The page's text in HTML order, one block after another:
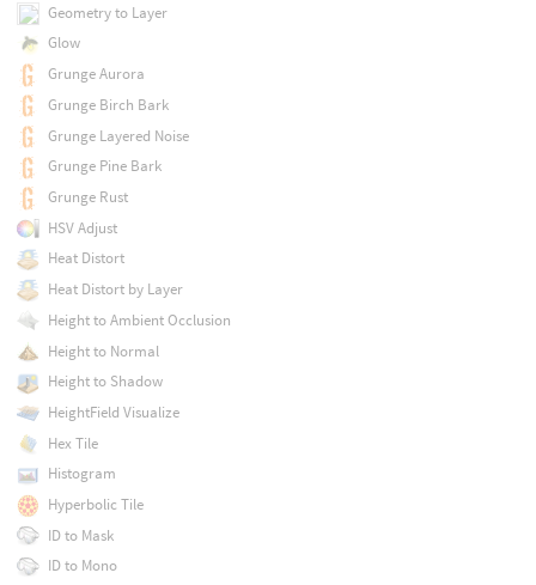
Geometry to Layer
Glow
Grunge Aurora
Grunge Birch Bark
Grunge Layered Noise
Grunge Pine Bark
Grunge Rust
HSV Adjust
Heat Distort
Heat Distort by Layer
Height to Ambient Occlusion
Height to Normal
Height to Shadow
HeightField Visualize
Hex Tile
Histogram
Hyperbolic Tile
ID to Mask
ID to Mono